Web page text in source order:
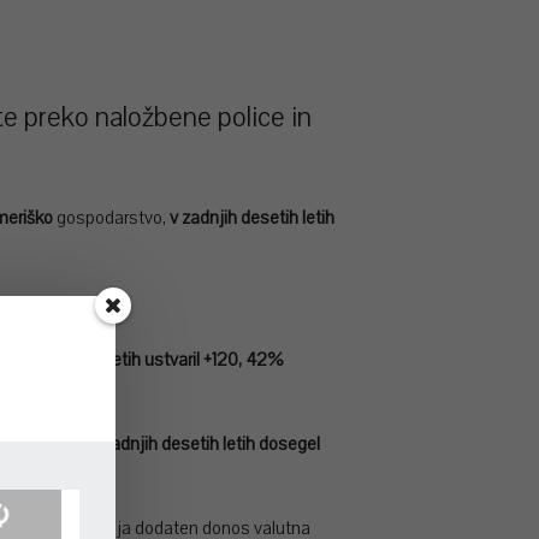
preko naložbene police in
gospodarstvo, v zadnjih desetih letih
desetih letih ustvaril +120, 42%
zadnjih desetih letih dosegel
predstavlja dodaten donos valutna